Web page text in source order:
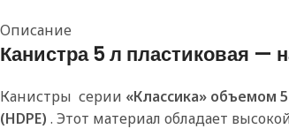
Описание
Канистра 5 л пластиковая —
Канистры серии «Классика» объемом
(HDPE) . Этот материал обладает